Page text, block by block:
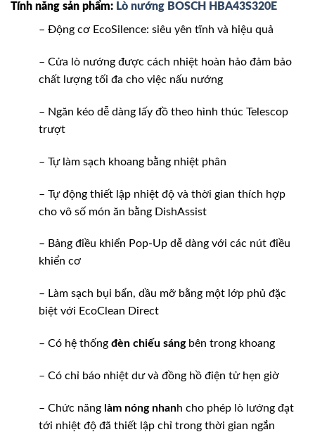
Tính năng sản phẩm: Lò nướng BOSCH HBA43S320E
– Động cơ EcoSilence: siêu yên tĩnh và hiệu quả
– Cửa lò nướng được cách nhiệt hoàn hảo đảm bảo
chất lượng tối đa cho việc nấu nướng
– Ngăn kéo dễ dàng lấy đồ theo hình thúc Telescop
trượt
– Tự làm sạch khoang bằng nhiệt phân
– Tự động thiết lập nhiệt độ và thời gian thích hợp
cho vô số món ăn bằng DishAssist
– Bảng điều khiển Pop-Up dễ dàng với các nút điều
khiển cơ
– Làm sạch bụi bẩn, dầu mỡ bằng một lớp phủ đặc
biệt với EcoClean Direct
– Có hệ thống đèn chiếu sáng bên trong khoang
– Có chỉ báo nhiệt dư và đồng hồ điện tử hẹn giờ
– Chức năng làm nóng nhanh cho phép lò lướng đạt
tới nhiệt độ đã thiết lập chỉ trong thời gian ngắn